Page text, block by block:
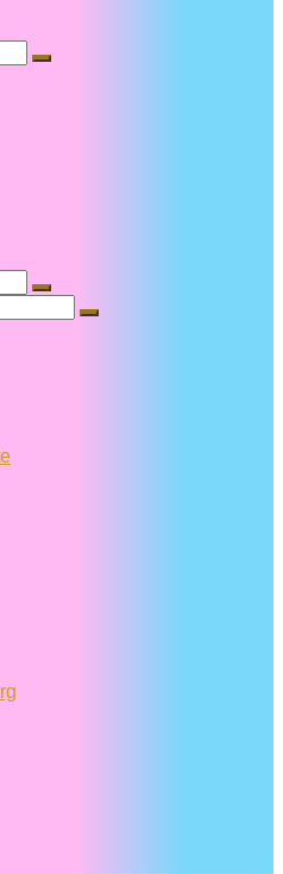
Suche
Suche
Suche